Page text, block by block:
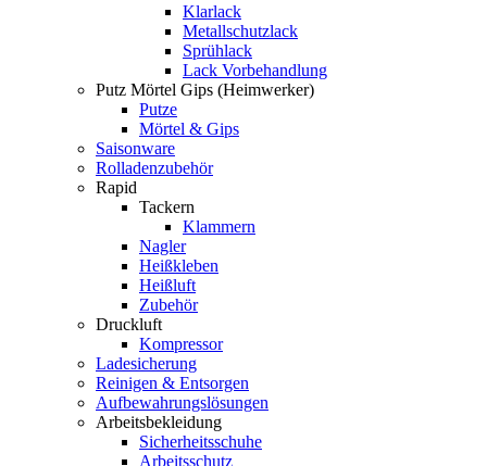
Klarlack
Metallschutzlack
Sprühlack
Lack Vorbehandlung
Putz Mörtel Gips (Heimwerker)
Putze
Mörtel & Gips
Saisonware
Rolladenzubehör
Rapid
Tackern
Klammern
Nagler
Heißkleben
Heißluft
Zubehör
Druckluft
Kompressor
Ladesicherung
Reinigen & Entsorgen
Aufbewahrungslösungen
Arbeitsbekleidung
Sicherheitsschuhe
Arbeitsschutz